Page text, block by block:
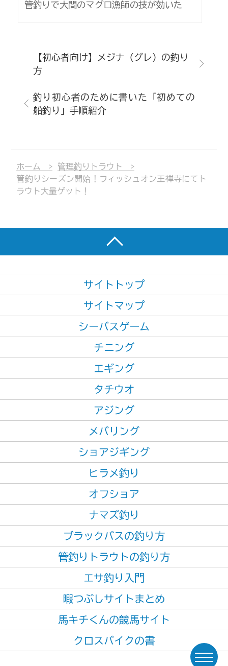
管釣りで大間のマグロ漁師の技が効いた
釣り初心者のために書いた「初めての
船釣り」手順紹介
【初心者向け】メジナ（グレ）の釣り
方
ホーム
管理釣りトラウト
管釣りシーズン開始！フィッシュオン王禅寺にてト
ラウト大量ゲット！
サイトトップ
サイトマップ
シーバスゲーム
チニング
エギング
タチウオ
アジング
メバリング
ショアジギング
ヒラメ釣り
オフショア
ナマズ釣り
ブラックバスの釣り方
管釣りトラウトの釣り方
エサ釣り入門
暇つぶしサイトまとめ
馬キチくんの競馬サイト
クロスバイクの書